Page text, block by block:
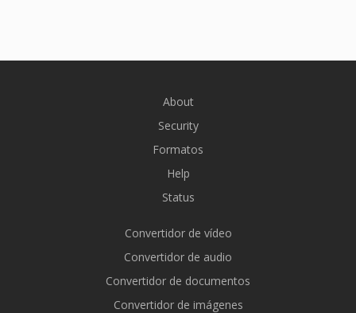
About
Security
Formatos
Help
Status
Convertidor de vídeo
Convertidor de audio
Convertidor de documentos
Convertidor de imágenes